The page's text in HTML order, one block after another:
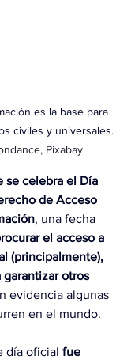
es la base para
civiles y universales.
Pixabay
se celebra el Día
de Acceso
, una fecha
el acceso a
(principalmente),
otros
evidencia algunas
en el mundo.
día oficial fue